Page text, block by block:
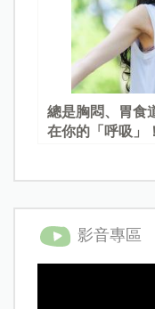
總是胸悶、胃食
在你的「呼吸」！
影音專區